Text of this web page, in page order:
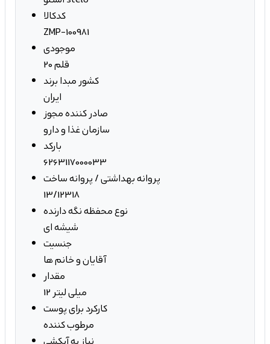
کدکالا
ZMP-100981
موجودی
20 قلم
کشور مبدا برند
ایران
صادر کننده مجوز
سازمان غذا و دارو
بارکد
6263117000033
پروانه بهداشتی / پروانه ساخت
13/12318
نوع محفظه نگه دارنده
شیشه ای
جنسیت
آقایان و خانم ها
مقدار
12 میلی لیتر
کارکرد برای پوست
مرطوب کننده